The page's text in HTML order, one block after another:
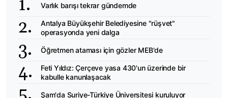
Varlık barışı tekrar gündemde
Antalya Büyükşehir Belediyesine "rüşvet"
operasyonda yeni dalga
Öğretmen ataması için gözler MEB'de
Feti Yıldız: Çerçeve yasa 430'un üzerinde bir
kabulle kanunlaşacak
Şam'da Suriye-Türkiye Üniversitesi kuruluyor